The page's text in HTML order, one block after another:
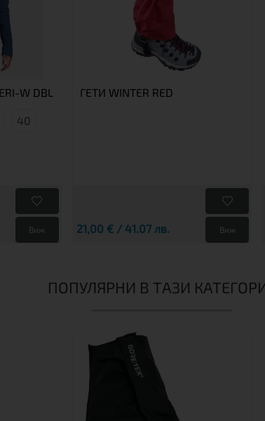
W DBL
40
Виж
ГЕТИ WINTER RED
21,00 € / 41.07 лв. Виж
ПОПУЛЯРНИ В ТАЗИ